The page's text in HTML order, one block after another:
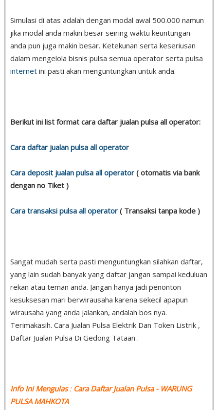
Simulasi di atas adalah dengan modal awal 500.000 namun
jika modal anda makin besar seiring waktu keuntungan
anda pun juga makin besar. Ketekunan serta keseriusan
dalam mengelola bisnis pulsa semua operator serta pulsa
internet ini pasti akan menguntungkan untuk anda.
Berikut ini list format cara daftar jualan pulsa all operator:
Cara daftar jualan pulsa all operator
Cara deposit jualan pulsa all operator ( otomatis via bank
dengan no Tiket )
Cara transaksi pulsa all operator ( Transaksi tanpa kode )
Sangat mudah serta pasti menguntungkan silahkan daftar,
yang lain sudah banyak yang daftar jangan sampai keduluan
rekan atau teman anda. Jangan hanya jadi penonton
kesuksesan mari berwirausaha karena sekecil apapun
wirausaha yang anda jalankan, andalah bos nya.
Terimakasih. Cara Jualan Pulsa Elektrik Dan Token Listrik ,
Daftar Jualan Pulsa Di Gedong Tataan .
Info Ini Mengulas: Cara Daftar Jualan Pulsa- WARUNG
PULSA MAHKOTA